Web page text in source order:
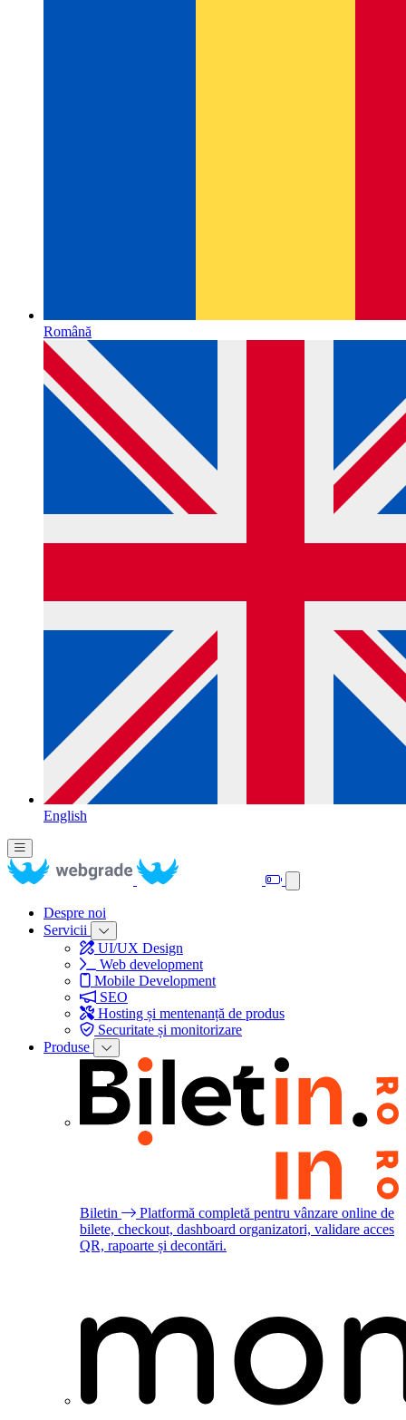
Română
English
Despre noi
Servicii
UI/UX Design
Web development
Mobile Development
SEO
Hosting și mentenanță de produs
Securitate și monitorizare
Produse
Biletin
Platformă completă pentru vânzare online de
bilete, checkout, dashboard organizatori, validare acces
QR, rapoarte și decontări.